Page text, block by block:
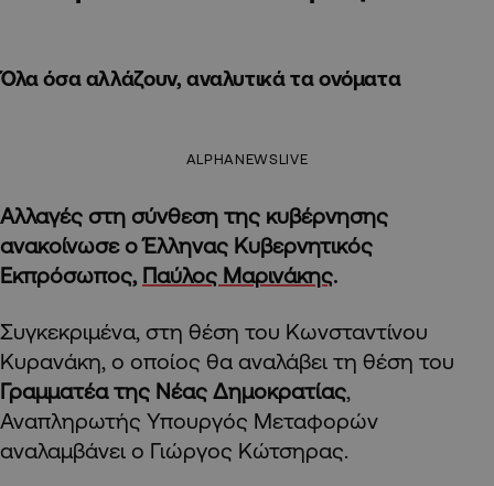
Όλα όσα αλλάζουν, αναλυτικά τα ονόματα
ALPHANEWSLIVE
Αλλαγές στη σύνθεση της κυβέρνησης
ανακοίνωσε ο Έλληνας Κυβερνητικός
Εκπρόσωπος, Παύλος Μαρινάκης.
Συγκεκριμένα, στη θέση του Κωνσταντίνου
Κυρανάκη, ο οποίος θα αναλάβει τη θέση του
Γραμματέα της Νέας Δημοκρατίας,
Αναπληρωτής Υπουργός Μεταφορών
αναλαμβάνει ο Γιώργος Κώτσηρας.